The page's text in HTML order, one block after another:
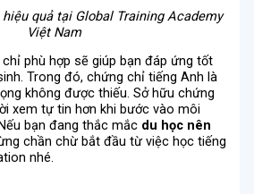
quả tại Global Training Academy
Việt Nam
phù hợp sẽ giúp bạn đáp ứng tốt
Trong đó, chứng chỉ tiếng Anh là
không được thiếu. Sở hữu chứng
xem tự tin hơn khi bước vào môi
bạn đang thắc mắc du học nên
chần chừ bắt đầu từ việc học tiếng
nhé.